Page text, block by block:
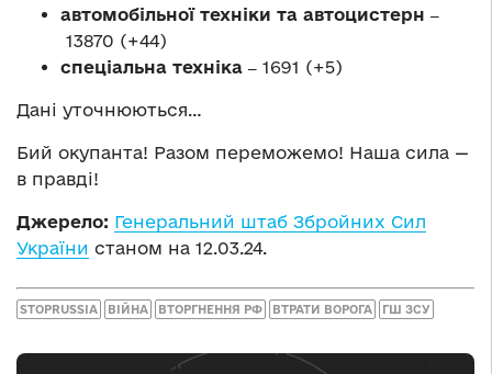
автомобільної техніки та автоцистерн ‒
13870 (+44)
спеціальна техніка ‒ 1691 (+5)
Дані уточнюються…
Бий окупанта! Разом переможемо! Наша сила —
в правді!
Джерело: Генеральний штаб Збройних Сил
України станом на 12.03.24.
STOPRUSSIA ВІЙНА ВТОРГНЕННЯ РФ ВТРАТИ ВОРОГА ГШ ЗСУ